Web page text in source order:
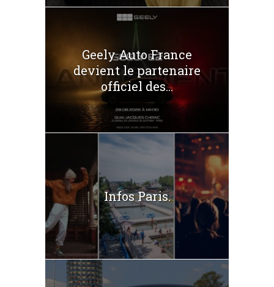
Geely Auto France
devient le partenaire
officiel des...
Infos Paris.